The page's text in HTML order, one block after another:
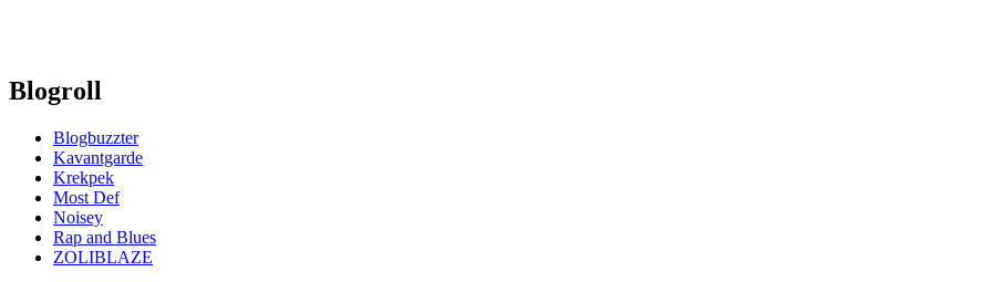
Blogroll
Blogbuzzter
Kavantgarde
Krekpek
Most Def
Noisey
Rap and Blues
ZOLIBLAZE